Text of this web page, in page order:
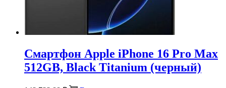
Смартфон Apple iPhone 16 Pro Max
512GB, Black Titanium (черный)